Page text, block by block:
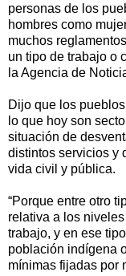
personas de los
hombres como
muchos
un tipo de trabajo o
la Agencia de
Dijo que los
lo que hoy son
situación de
distintos servicios y
vida civil y pública.
“Porque entre otro
relativa a los
trabajo, y en ese
población indígena
mínimas fijadas por